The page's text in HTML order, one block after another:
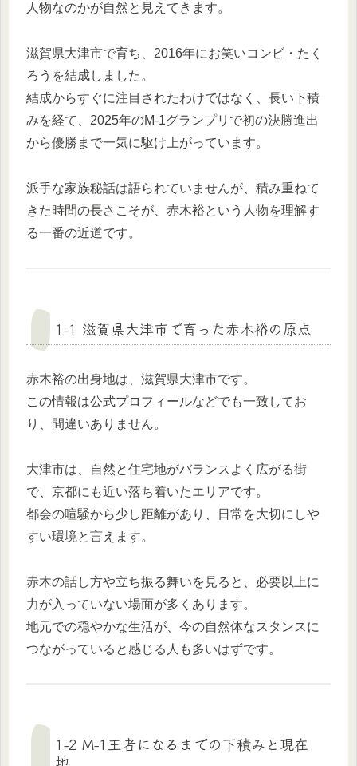
人物なのかが自然と見えてきます。
滋賀県大津市で育ち、2016年にお笑いコンビ・たく
ろうを結成しました。
結成からすぐに注目されたわけではなく、長い下積
みを経て、2025年のM-1グランプリで初の決勝進出
から優勝まで一気に駆け上がっています。
派手な家族秘話は語られていませんが、積み重ねて
きた時間の長さこそが、赤木裕という人物を理解す
る一番の近道です。
1-1 滋賀県大津市で育った赤木裕の原点
赤木裕の出身地は、滋賀県大津市です。
この情報は公式プロフィールなどでも一致してお
り、間違いありません。
大津市は、自然と住宅地がバランスよく広がる街
で、京都にも近い落ち着いたエリアです。
都会の喧騒から少し距離があり、日常を大切にしや
すい環境と言えます。
赤木の話し方や立ち振る舞いを見ると、必要以上に
力が入っていない場面が多くあります。
地元での穏やかな生活が、今の自然体なスタンスに
つながっていると感じる人も多いはずです。
1-2 M-1王者になるまでの下積みと現在
地